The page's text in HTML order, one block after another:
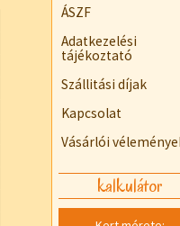
ÁSZF
Adatkezelési
tájékoztató
Szállitási díjak
Kapcsolat
Vásárlói
kalkulátor